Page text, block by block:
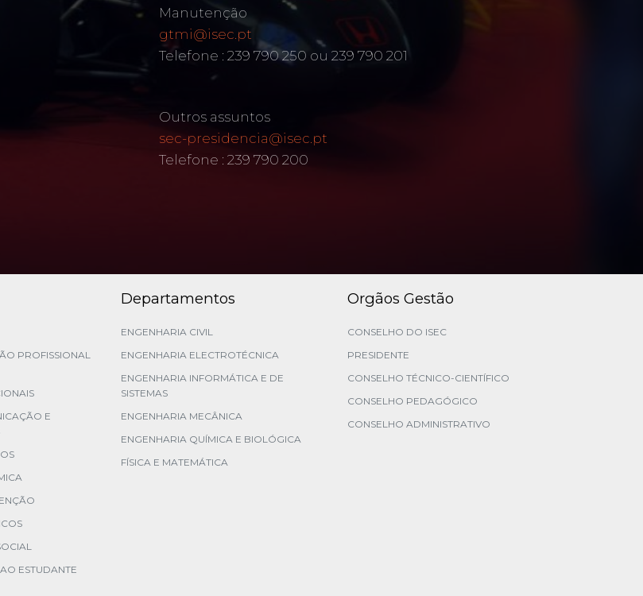
Manutenção
gtmi@isec.pt
Telefone : 239 790 250 ou 239 790 201
Outros assuntos
sec-presidencia@isec.pt
Telefone : 239 790 200
PROFISSIONAL
E
ESTUDANTE
Departamentos
ENGENHARIA CIVIL
ENGENHARIA ELECTROTÉCNICA
ENGENHARIA INFORMÁTICA E DE
SISTEMAS
ENGENHARIA MECÂNICA
ENGENHARIA QUÍMICA E BIOLÓGICA
FÍSICA E MATEMÁTICA
Orgãos Gestão
CONSELHO DO ISEC
PRESIDENTE
CONSELHO TÉCNICO-CIENTÍFICO
CONSELHO PEDAGÓGICO
CONSELHO ADMINISTRATIVO